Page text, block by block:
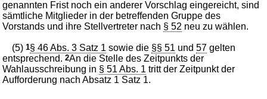
genannten Frist noch ein anderer Vorschlag eingereicht, sind
sämtliche Mitglieder in der betreffenden Gruppe des
Vorstands und ihre Stellvertreter nach § 52 neu zu wählen.
(5)1§ 46 Abs. 3 Satz 1 sowie die §§ 51 und57 gelten
entsprechend.2An die Stelle des Zeitpunkts der
Wahlausschreibung in § 51 Abs. 1 tritt der Zeitpunkt der
Aufforderung nach Absatz 1 Satz 1.